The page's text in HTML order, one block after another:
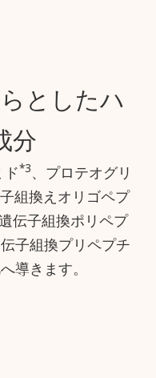
としたハ
分
*3、プロテオグリ
組換えオリゴペプ
伝子組換ポリペプ
子組換プリペプチ
導きます。